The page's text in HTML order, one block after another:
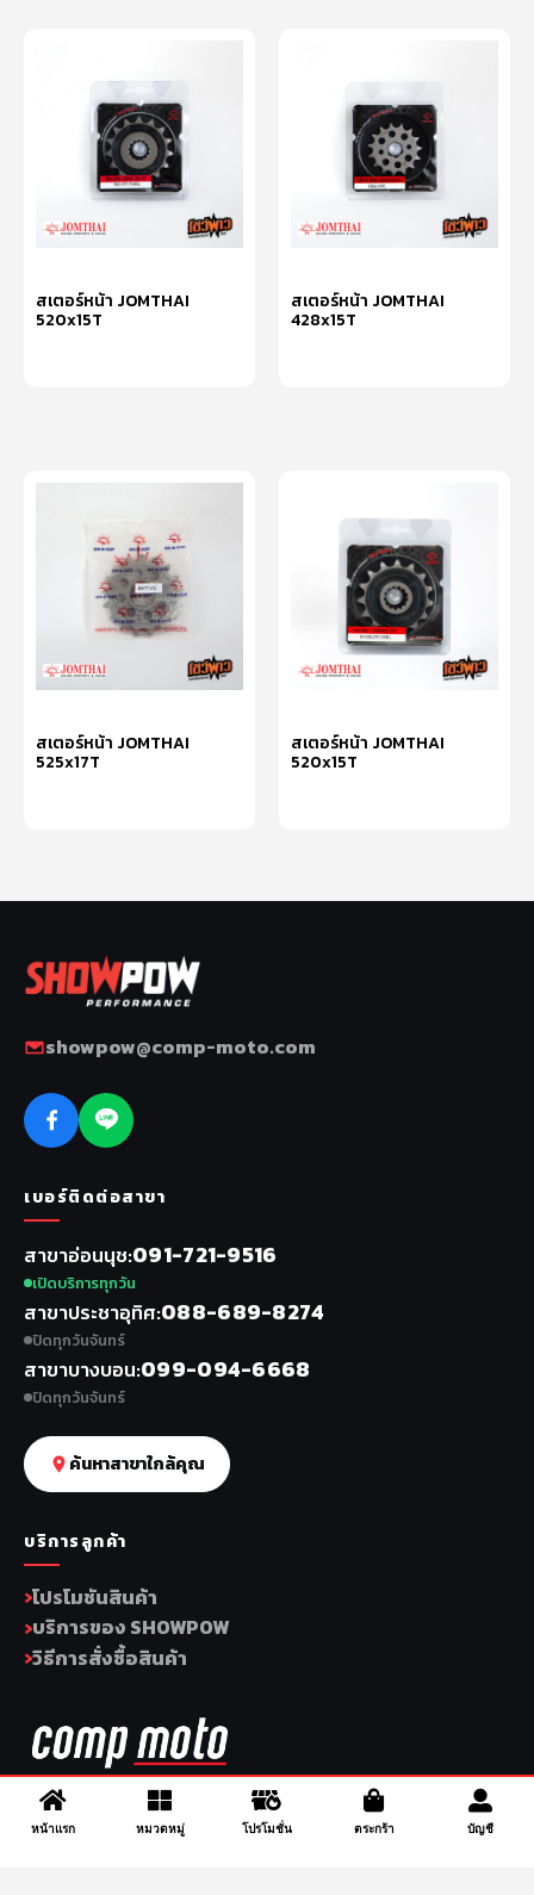
สเตอร์หน้า JOMTHAI
520x15T
สเตอร์หน้า JOMTHAI
428x15T
สเตอร์หน้า JOMTHAI
525x17T
สเตอร์หน้า JOMTHAI
520x15T
หน้าแรก หมวดหมู่ โปรโมชั่น ตระกร้า บัญชี
showpow@comp-moto.com
เบอร์ติดต่อสาขา
สาขาอ่อนนุช 091-721-9516
เปิดบริการทุกวัน
สาขาประชาอุทิศ 088-689-8274
ปิดทุกวันจันทร์
สาขาบางบอน 099-094-6668
ปิดทุกวันจันทร์
ค้นหาสาขาใกล้คุณ
บริการลูกค้า
โปรโมชันสินค้า
บริการของ SHOWPOW
วิธีการสั่งซื้อสินค้า
1696, 1698, 1690, 1692, 1694, 1688/4 On Nut, Suan Luang,